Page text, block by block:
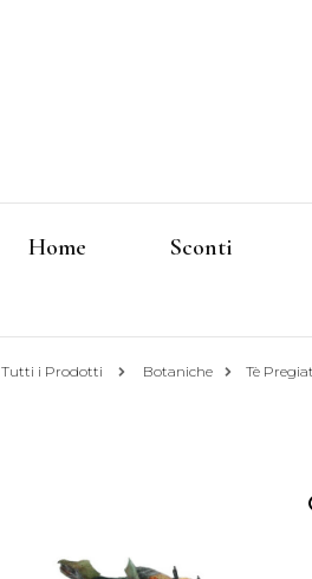
Home Sconti
Tutti i Prodotti Botaniche Tè